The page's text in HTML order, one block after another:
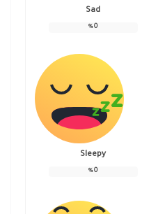
Sad
0
%
Sleepy
0
%